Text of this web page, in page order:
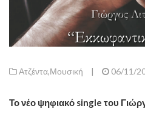
Ατζέντα,Μουσική | 06/11/
Το νέο ψηφιακό single του